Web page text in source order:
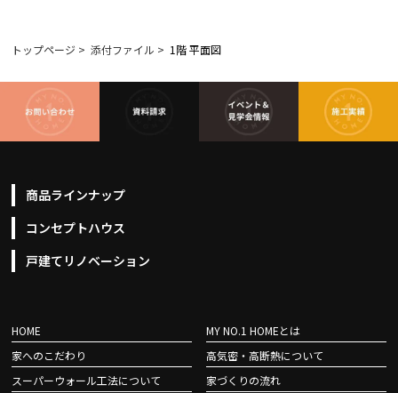
トップページ > 添付ファイル > 1階 平面図
商品ラインナップ
コンセプトハウス
戸建てリノベーション
HOME
MY NO.1 HOMEとは
家へのこだわり
高気密・高断熱について
スーパーウォール工法について
家づくりの流れ